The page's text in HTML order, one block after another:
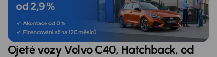
Ojeté vozy Volvo C40, Hatchback, od